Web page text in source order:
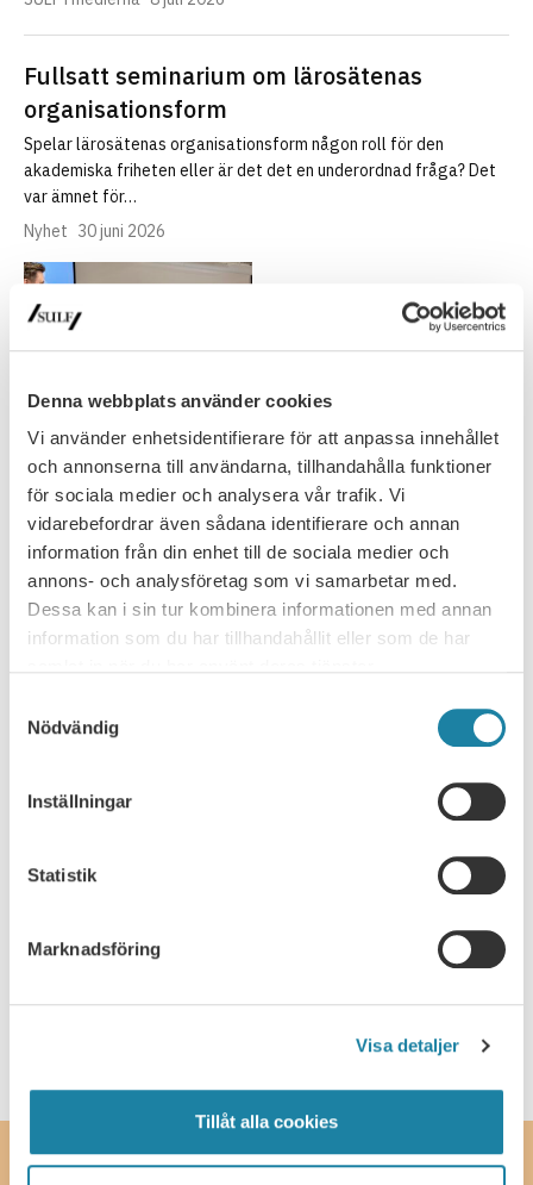
Denna webbplats använder cookies
Vi använder enhetsidentifierare för att anpassa innehållet
och annonserna till användarna, tillhandahålla funktioner
för sociala medier och analysera vår trafik. Vi
vidarebefordrar även sådana identifierare och annan
information från din enhet till de sociala medier och
annons- och analysföretag som vi samarbetar med.
Dessa kan i sin tur kombinera informationen med annan
information som du har tillhandahållit eller som de har
Nödvändig
Inställningar
Statistik
Marknadsföring
Visa detaljer
Tillåt alla cookies
Fullsatt seminarium om lärosätenas
organisationsform
Spelar lärosätenas organisationsform någon roll för den
akademiska friheten eller är det det en underordnad fråga? Det
var ämnet för…
Nyhet 30 juni 2026
NYHETSARKIV
Ledare i Universitetsläraren
Nyhet
Remissvar
Skrift
SULF i medierna